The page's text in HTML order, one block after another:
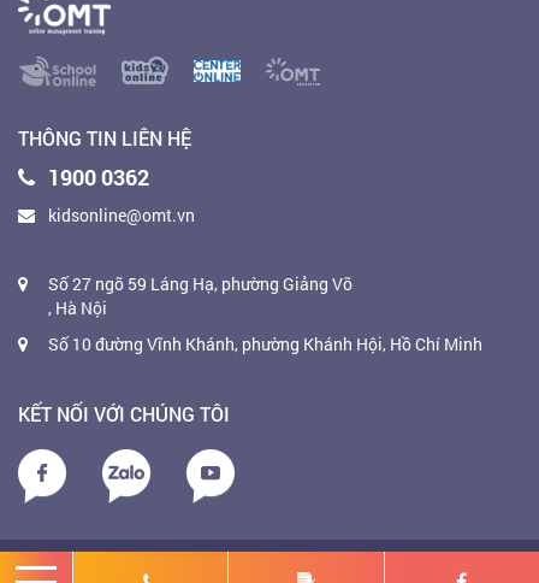
THÔNG TIN LIÊN HỆ
1900 0362
kidsonline@omt.vn
Số 27 ngõ 59 Láng Hạ, phường Giảng Võ
, Hà Nội
Số 10 đường Vĩnh Khánh, phường Khánh Hội, Hồ Chí Minh
KẾT NỐI VỚI CHÚNG TÔI
Copyright 2020. KidsOnline. All right reserved.